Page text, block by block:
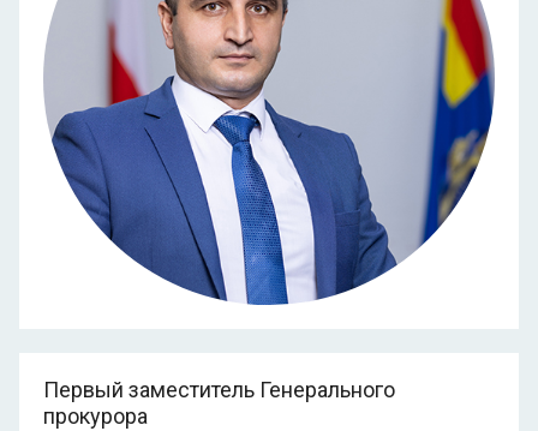
Первый заместитель Генерального
прокурора